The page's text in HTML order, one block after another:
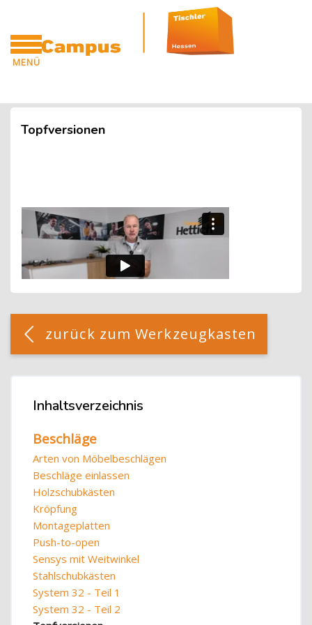
MENÜ
Zum Hauptinhalt
Blöcke
Blöcke
Topfversionen
Blöcke
[Cocoon] Custom HTML überspringen
zurück zum Werkzeugkasten
Inhaltsverzeichnis überspringen
Inhaltsverzeichnis
Beschläge
Arten von Möbelbeschlägen
Beschläge einlassen
Holzschubkästen
Kröpfung
Montageplatten
Push-to-open
Sensys mit Weitwinkel
Stahlschubkästen
System 32 - Teil 1
System 32 - Teil 2